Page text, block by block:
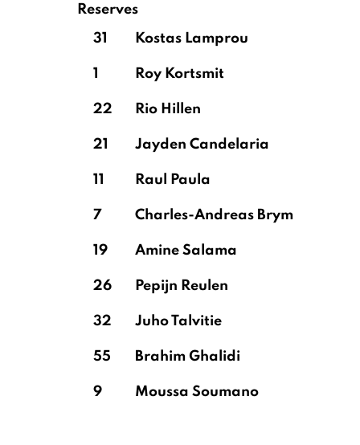
Reserves
31
Kostas Lamprou
1 Roy Kortsmit
22 Rio Hillen
21 Jayden Candelaria
11 Raul Paula
7 Charles-Andreas Brym
19 Amine Salama
26 Pepijn Reulen
32 Juho Talvitie
55 Brahim Ghalidi
9 Moussa Soumano